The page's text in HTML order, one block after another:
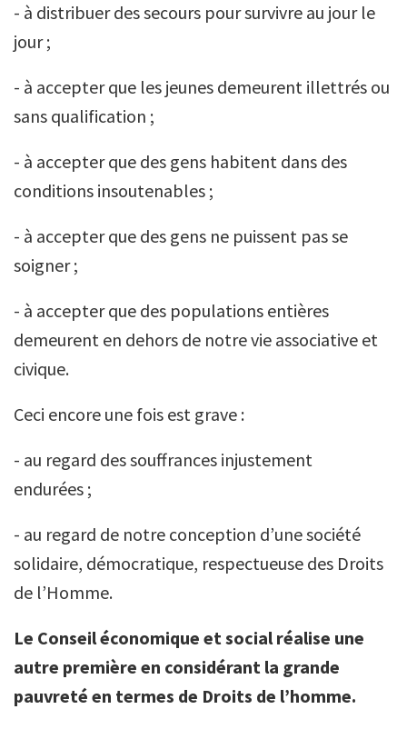
- à distribuer des secours pour survivre au jour le
jour ;
- à accepter que les jeunes demeurent illettrés ou
sans qualification ;
- à accepter que des gens habitent dans des
conditions insoutenables ;
- à accepter que des gens ne puissent pas se
soigner ;
- à accepter que des populations entières
demeurent en dehors de notre vie associative et
civique.
Ceci encore une fois est grave :
- au regard des souffrances injustement
endurées ;
- au regard de notre conception d’une société
solidaire, démocratique, respectueuse des Droits
de l’Homme.
Le Conseil économique et social réalise une
autre première en considérant la grande
pauvreté en termes de Droits de l’homme.